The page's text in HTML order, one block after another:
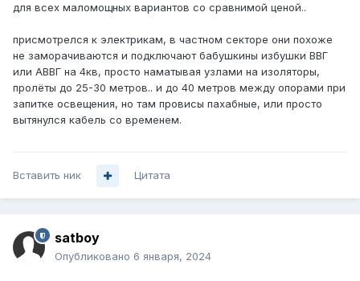
для всех маломощных вариантов со сравнимой ценой..
присмотрелся к электрикам, в частном секторе они похоже
не заморачиваются и подключают бабушкины избушки ВВГ
или АВВГ на 4кв, просто наматывая узлами на изоляторы,
пролёты до 25-30 метров.. и до 40 метров между опорами при
запитке освещения, но там провисы пахабные, или просто
вытянулся кабель со временем.
Вставить ник Цитата
satboy
Опубликовано 6 января, 2024